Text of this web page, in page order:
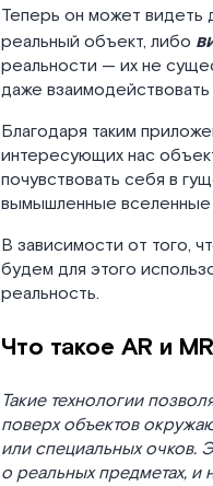
Теперь он может видеть
реальный объект, либо
реальности — их не
даже взаимодействовать
Благодаря таким
интересующих нас
почувствовать себя в
вымышленные вселенные
В зависимости от того,
будем для этого
реальность.
Что такое AR и
Такие технологии
поверх объектов
или специальных очков.
о реальных предметах, и